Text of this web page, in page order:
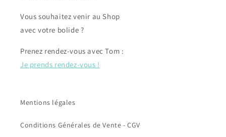
Vous souhaitez venir au Shop
avec votre bolide ?
Prenez rendez-vous avec Tom :
Je prends rendez-vous !
Mentions légales
Conditions Générales de Vente - CGV